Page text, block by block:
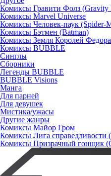
Комиксы Гравити Фолз (Gravity
Комиксы Marvel Universe
Комиксы Человек-паук (Spider-
Комиксы Бэтмен (Batman)
Комиксы Земля Королей
Комиксы BUBBLE
Синглы
Сборники
Легенды BUBBLE
BUBBLE Visions
Манга
Для парней
Для девушек
Мистика/ужасы
Другие жанры
Комиксы Майор Гром
Комиксы Лига справедливости
Комиксы Призрачный гонщик